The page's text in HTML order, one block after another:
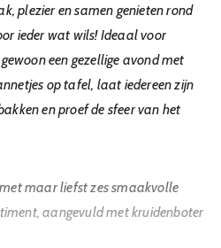
plezier en samen genieten rond
ieder wat wils! Ideaal voor
een gezellige avond met
op tafel, laat iedereen zijn
en proef de sfeer van het
maar liefst zes smaakvolle
aangevuld met kruidenboter